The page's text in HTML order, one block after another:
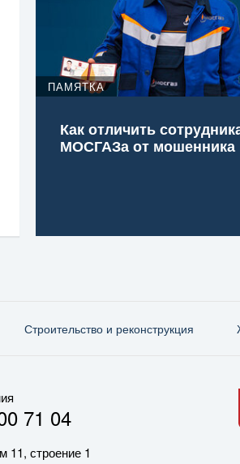
ПАМЯТКА
Как отличить
МОСГАЗа от мошенника
Строительство и реконструкция
71 04
11, строение 1